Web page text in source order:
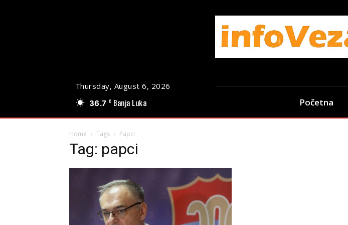
Thursday, August 6, 2026
36.7 C Banja Luka Početna
Home Tags Papci
Tag: papci